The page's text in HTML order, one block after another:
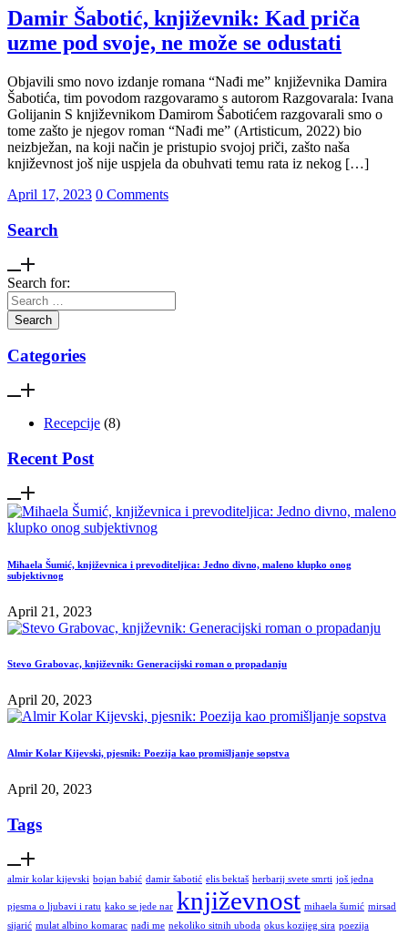
Damir Šabotić, književnik: Kad priča
uzme pod svoje, ne može se odustati
Objavili smo novo izdanje romana “Nađi me” književnika Damira
Šabotića, tim povodom razgovaramo s autorom Razgovarala: Ivana
Golijanin S književnikom Damirom Šabotićem razgovarali smo o
tome zašto je njegov roman “Nađi me” (Artisticum, 2022) bio
neizbježan, na koji način je pristupio svojoj priči, zašto naša
književnost još nije uspjela da obuhvati temu rata iz nekog […]
April 17, 2023 0 Comments
Search
Search for:
Categories
Recepcije (8)
Recent Post
Mihaela Šumić, književnica i prevoditeljica: Jedno divno, maleno klupko onog
subjektivnog
April 21, 2023
Stevo Grabovac, književnik: Generacijski roman o propadanju
April 20, 2023
Almir Kolar Kijevski, pjesnik: Poezija kao promišljanje sopstva
April 20, 2023
Tags
almir kolar kijevski bojan babić damir šabotić elis bektaš herbarij svete smrti još jedna
pjesma o ljubavi i ratu kako se jede nar književnost mihaela šumić mirsad
sijarić mulat albino komarac nađi me nekoliko sitnih uboda okus kozijeg sira poezija